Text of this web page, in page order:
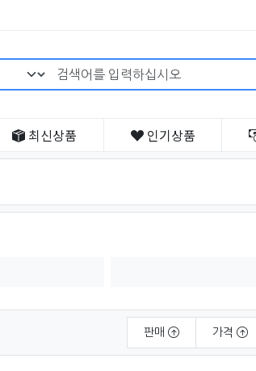
검색어 필수
최신상품 인기상품
판매 가격